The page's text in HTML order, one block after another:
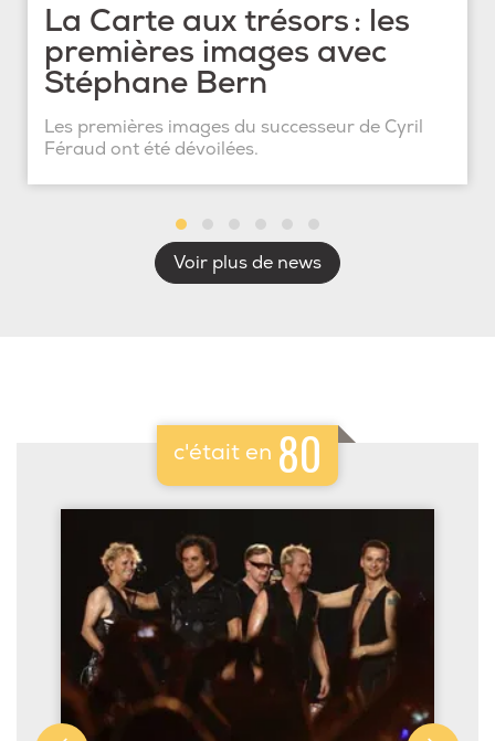
La Carte aux trésors : les
premières images avec
Stéphane Bern
Les premières images du successeur de Cyril
Féraud ont été dévoilées.
Voir plus de news
c'était en 80